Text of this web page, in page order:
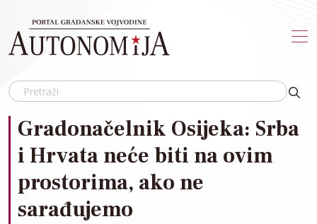
Gradonačelnik Osijeka: Srba
i Hrvata neće biti na ovim
prostorima, ako ne
sarađujemo